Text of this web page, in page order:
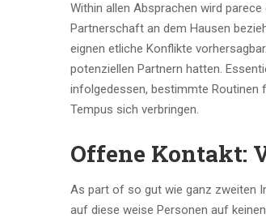
Within allen Absprachen wird
Partnerschaft an dem Hausen
eignen etliche Konflikte
potenziellen Partnern hatten.
infolgedessen, bestimmte Routinen
Tempus sich verbringen.
Offene Kontakt:
As part of so gut wie ganz zweiten
auf diese weise Personen auf